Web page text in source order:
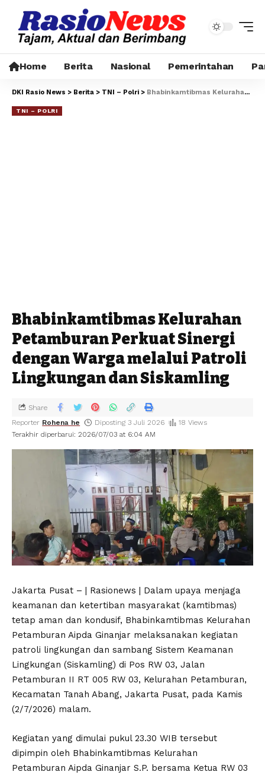
Home Berita Nasional Pemerintahan
DKI Rasio News > Berita > TNI – Polri > Bhabinkamtibmas Kelurahan Petamburan Perkuat Sinergi dengan Warga melalui Patroli Lingkungan dan Siskamling
TNI – POLRI
Bhabinkamtibmas Kelurahan
Petamburan Perkuat Sinergi
dengan Warga melalui Patroli
Lingkungan dan Siskamling
Terakhir diperbarui: 2026/07/03 at 6:04 AM
Reporter Rohena he Diposting 3 Juli 2026 18 Views
Share
Jakarta Pusat – | Rasionews | Dalam upaya menjaga
keamanan dan ketertiban masyarakat (kamtibmas)
tetap aman dan kondusif, Bhabinkamtibmas Kelurahan
Petamburan Aipda Ginanjar melaksanakan kegiatan
patroli lingkungan dan sambang Sistem Keamanan
Lingkungan (Siskamling) di Pos RW 03, Jalan
Petamburan II RT 005 RW 03, Kelurahan Petamburan,
Kecamatan Tanah Abang, Jakarta Pusat, pada Kamis
(2/7/2026) malam.
Kegiatan yang dimulai pukul 23.30 WIB tersebut
dipimpin oleh Bhabinkamtibmas Kelurahan
Petamburan Aipda Ginanjar S.P. bersama Ketua RW 03